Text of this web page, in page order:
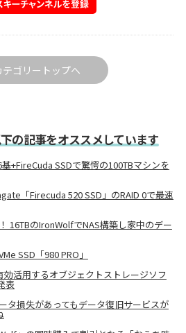
テゴリートップへ
の記事をオススメしています
+FireCuda SSDで驚愕の100TBマシンを
「Firecuda 520 SSD」のRAID 0で最速
16TBのIronWolfでNAS構築し家中のデー
SSD「980 PRO」
活用するオブジェクトストレージソフ
表
タ損失があってもデータ復旧サービスが